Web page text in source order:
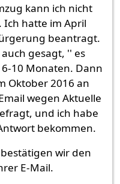
kann ich nicht
Ich hatte im April
beantragt.
gesagt, '' es
10 Monaten. Dann
Oktober 2016 an
wegen Aktuelle
und ich habe
bekommen.
wir den
E-Mail.